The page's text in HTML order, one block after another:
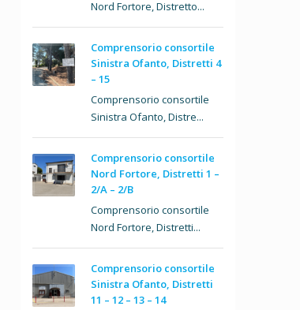
Nord Fortore, Distretto...
Comprensorio consortile
Sinistra Ofanto, Distretti 4
– 15
Comprensorio consortile
Sinistra Ofanto, Distre...
Comprensorio consortile
Nord Fortore, Distretti 1 –
2/A – 2/B
Comprensorio consortile
Nord Fortore, Distretti...
Comprensorio consortile
Sinistra Ofanto, Distretti
11 – 12 – 13 – 14